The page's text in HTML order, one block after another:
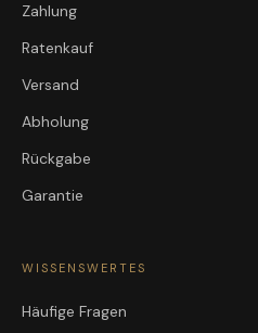
Zahlung
Ratenkauf
Versand
Abholung
Rückgabe
Garantie
WISSENSWERTES
Häufige Fragen